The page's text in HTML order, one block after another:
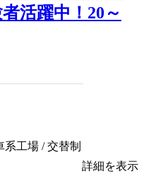
活躍中！20～
工場 / 交替制
詳細を表示